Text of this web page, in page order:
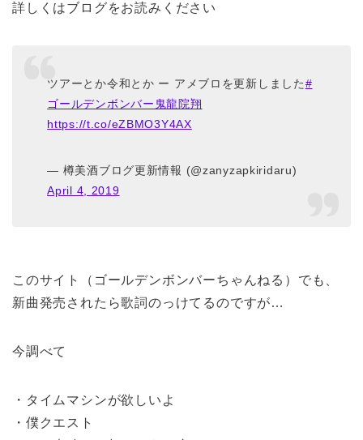
詳しくはブログをお読みください
ツアーとか令和とか ー アメブロを更新しました#
ゴールデンボンバー鬼龍院翔
https://t.co/eZBMO3Y4AX
— 樽美酒ブログ更新情報 (@zanyzapkiridaru)
April 4, 2019
このサイト（ゴールデンボンバーちゃんねる）でも、
新曲発売されたら歌詞のっけてるのですが…
今調べて
・タイムマシンが欲しいよ
・僕クエスト